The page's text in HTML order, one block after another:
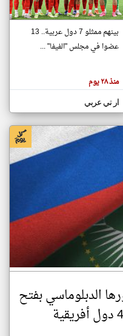
تغيير الدولة
القمر على مدار الساعة
جزر القمر العاجلة والمباشرة
بينهم ممثلو 7 دول عربية.. 13
عضوا في مجلس "الفيفا" ...
منذ ٢٨ يوم
ار تي عربي
الدبلوماسي بفتح
klyoum.com